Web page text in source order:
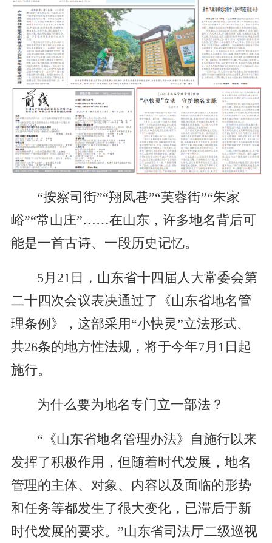
“按察司街”“翔凤巷”“芙蓉街”“朱家
峪”“常山庄”……在山东，许多地名背后可
能是一首古诗、一段历史记忆。
5月21日，山东省十四届人大常委会第
二十四次会议表决通过了《山东省地名管
理条例》，这部采用“小快灵”立法形式、
共26条的地方性法规，将于今年7月1日起
施行。
为什么要为地名专门立一部法？
“《山东省地名管理办法》自施行以来
发挥了积极作用，但随着时代发展，地名
管理的主体、对象、内容以及面临的形势
和任务等都发生了很大变化，已滞后于新
时代发展的要求。”山东省司法厅二级巡视